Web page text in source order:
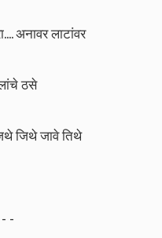
अनावर लाटांवर
ठसे
जिथे जावे तिथे
-